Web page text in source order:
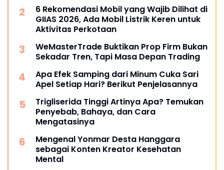
6 Rekomendasi Mobil yang Wajib Dilihat di
GIIAS 2026, Ada Mobil Listrik Keren untuk
Aktivitas Perkotaan
WeMasterTrade Buktikan Prop Firm Bukan
Sekadar Tren, Tapi Masa Depan Trading
Apa Efek Samping dari Minum Cuka Sari
Apel Setiap Hari? Berikut Penjelasannya
Trigliserida Tinggi Artinya Apa? Temukan
Penyebab, Bahaya, dan Cara
Mengatasinya
Mengenal Yonmar Desta Hanggara
sebagai Konten Kreator Kesehatan
Mental